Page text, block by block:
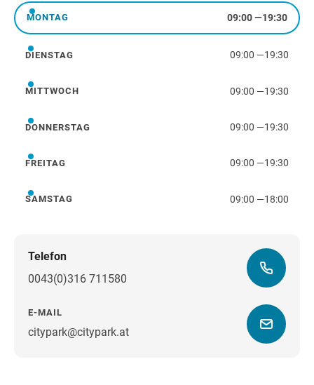
Montag
MONTAG 09:00—19:30
Dienstag
DIENSTAG 09:00 —19:30
Mittwoch
MITTWOCH 09:00 —19:30
Donnerstag
DONNERSTAG 09:00 —19:30
Freitag
FREITAG 09:00 —19:30
Samstag
SAMSTAG 09:00 —18:00
Telefon
0043(0)316 711580
E-MAIL
citypark@citypark.atWegbeschreibung